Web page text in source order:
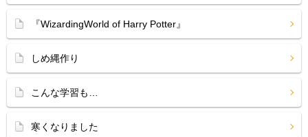
『WizardingWorld of Harry Potter』
しめ縄作り
こんな学習も…
寒くなりました